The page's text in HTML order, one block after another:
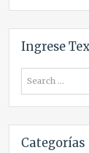
Ingrese
for:
Categorías